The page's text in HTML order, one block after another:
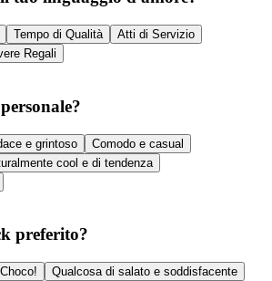
Tempo di Qualità
Atti di Servizio
Regali
e grintoso
Comodo e casual
cool e di tendenza
preferito?
Qualcosa di salato e soddisfacente